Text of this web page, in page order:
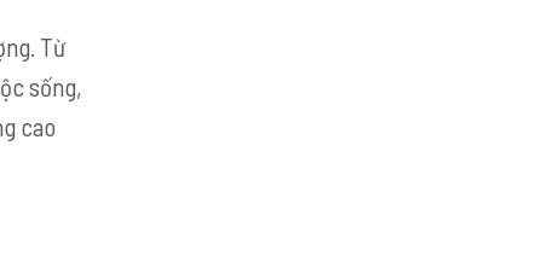
Từ
sống,
cao